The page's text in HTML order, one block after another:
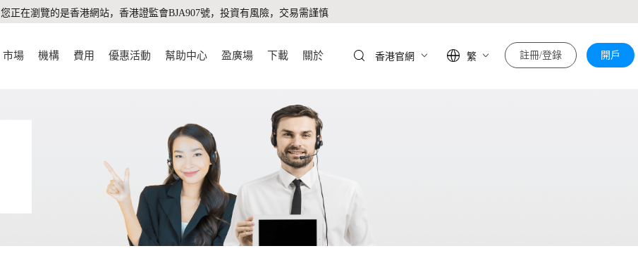
您正在瀏覽的是香港網站，香港證監會BJA907號，投資有風險，交易需謹慎
市場 機構 費用 優惠活動 幫助中心 盈廣場 下載 關於 香港官網 繁 註冊/登錄 開戶